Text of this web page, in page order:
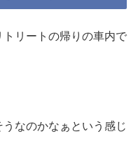
リートの帰りの車内で
なのかなぁという感じ